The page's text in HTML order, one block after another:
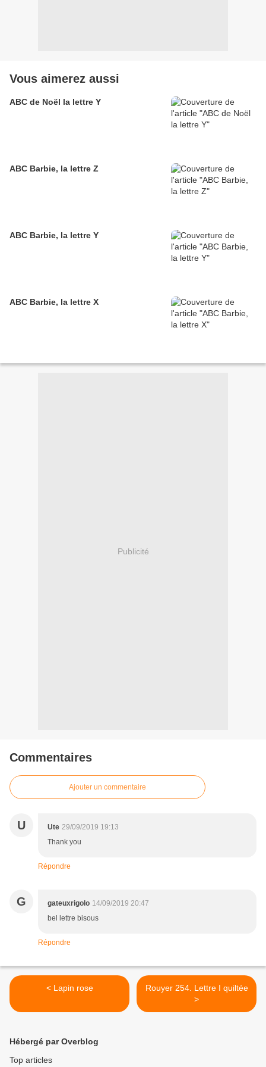
Vous aimerez aussi
ABC de Noël la lettre Y
ABC Barbie, la lettre Z
ABC Barbie, la lettre Y
ABC Barbie, la lettre X
Publicité
Commentaires
Ajouter un commentaire
U Ute 29/09/2019 19:13
Thank you
Répondre
G gateuxrigolo 14/09/2019 20:47
bel lettre bisous
Répondre
< Lapin rose
Rouyer 254. Lettre I quiltée
>
Hébergé par Overblog
Top articles